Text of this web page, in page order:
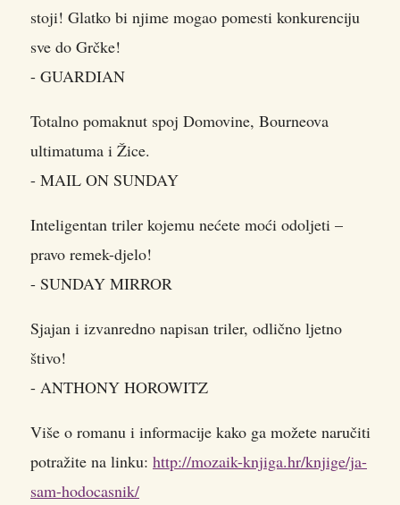
stoji! Glatko bi njime mogao pomesti konkurenciju
sve do Grčke!
- GUARDIAN
Totalno pomaknut spoj Domovine, Bourneova
ultimatuma i Žice.
- MAIL ON SUNDAY
Inteligentan triler kojemu nećete moći odoljeti –
pravo remek-djelo!
- SUNDAY MIRROR
Sjajan i izvanredno napisan triler, odlično ljetno
štivo!
- ANTHONY HOROWITZ
Više o romanu i informacije kako ga možete naručiti
potražite na linku: http://mozaik-knjiga.hr/knjige/ja-
sam-hodocasnik/